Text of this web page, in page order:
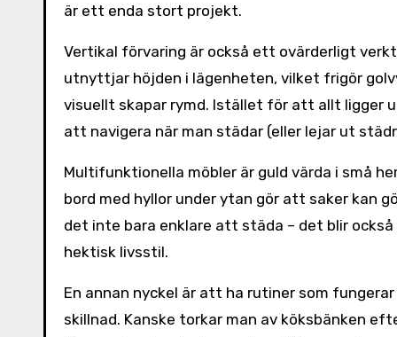
är ett enda stort projekt.
Vertikal förvaring är också ett ovärderligt
utnyttjar höjden i lägenheten, vilket frigör
visuellt skapar rymd. Istället för att allt ligger
att navigera när man städar (eller lejar ut
Multifunktionella möbler är guld värda i små
bord med hyllor under ytan gör att saker kan
det inte bara enklare att städa – det blir
hektisk livsstil.
En annan nyckel är att ha rutiner som
skillnad. Kanske torkar man av köksbänken